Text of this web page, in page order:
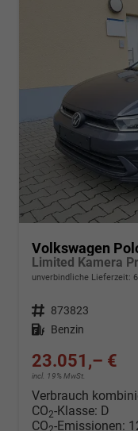
Volkswagen
Limited Kamera
unverbindliche Lieferzeit:
Fahrzeugnr. 873823
Kraftstoff Benzin
23.051,– €
incl. 19% MwSt.
Verbrauch
CO2-Klasse: D
CO -Emissionen: